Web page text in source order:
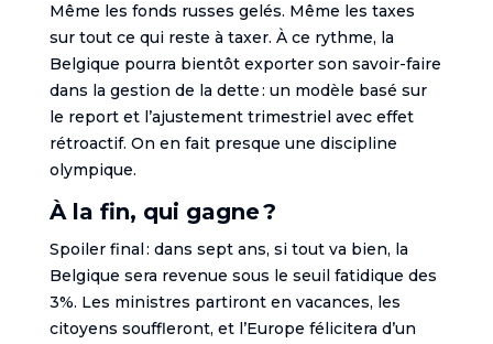
Même les fonds russes gelés. Même les taxes
sur tout ce qui reste à taxer. À ce rythme, la
Belgique pourra bientôt exporter son savoir-faire
dans la gestion de la dette : un modèle basé sur
le report et l’ajustement trimestriel avec effet
rétroactif. On en fait presque une discipline
olympique.
À la fin, qui gagne ?
Spoiler final : dans sept ans, si tout va bien, la
Belgique sera revenue sous le seuil fatidique des
3%. Les ministres partiront en vacances, les
citoyens souffleront, et l’Europe félicitera d’un